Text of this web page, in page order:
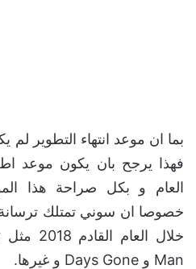
فهذا يرجح بان يكون موعد
العام و بكل صراحة هذا
خصوصا ان سوني تمتلك ترسانة
Man و Days Gone و غيرها.